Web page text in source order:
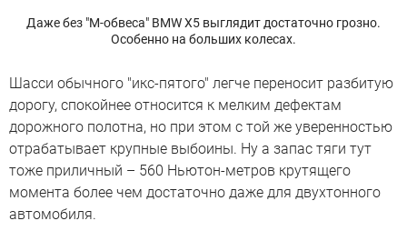
Даже без "М-обвеса" BMW X5 выглядит достаточно грозно.
Особенно на больших колесах.
Шасси обычного "икс-пятого" легче переносит разбитую
дорогу, спокойнее относится к мелким дефектам
дорожного полотна, но при этом с той же уверенностью
отрабатывает крупные выбоины. Ну а запас тяги тут
тоже приличный – 560 Ньютон-метров крутящего
момента более чем достаточно даже для двухтонного
автомобиля.